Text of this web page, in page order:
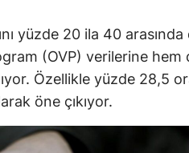
yüzde 20 ila 40
(OVP) verilerine hem
Özellikle yüzde 28,5
öne çıkıyor.